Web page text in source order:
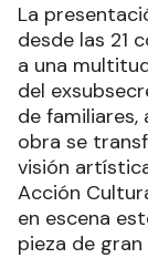
La
desde las 21
a una
del
de familiares,
obra se
visión
Acción
en escena
pieza de